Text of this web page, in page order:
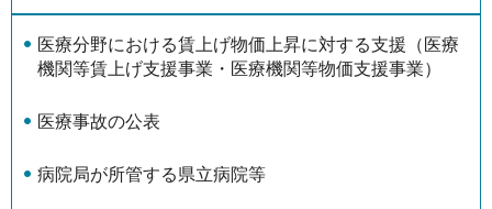
医療分野における賃上げ物価上昇に対する支援（医療
機関等賃上げ支援事業・医療機関等物価支援事業）
医療事故の公表
病院局が所管する県立病院等